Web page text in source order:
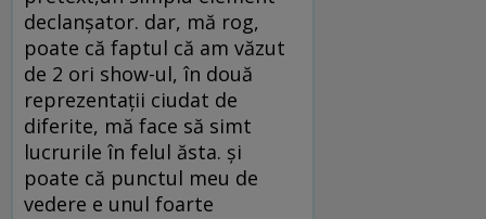
declanşator. dar, mă rog,
poate că faptul că am văzut
de 2 ori show-ul, în două
reprezentaţii ciudat de
diferite, mă face să simt
lucrurile în felul ăsta. şi
poate că punctul meu de
vedere e unul foarte